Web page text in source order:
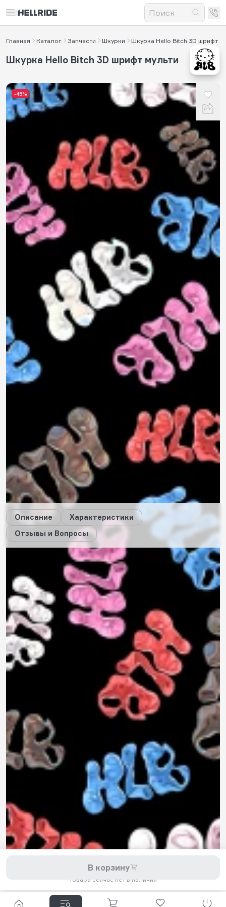
Главная Каталог Запчасти Шкурки Шкурка Hello Bitch 3D шрифт
-45%
Шкурка Hello Bitch 3D шрифт мульти
450 ₽
0.0
Нет отзывов
Задать
вопрос
В корзину
Товара сейчас нет в наличии
будет начислено за покупку
Дарим стикеры!
Описание
Характеристики
Отзывы и Вопросы
Характеристики
Отзывы0 Вопросы0
Пока нет отзывов
Оставить свой отзыв
8 800 200-11-45
Задать вопрос в Telegram
5,0
Рейтинг магазина
Мы принимаем к оплате:
самокатов, запчастей для самокатов, аксессуаров, экипировки,
одежды и обуви.